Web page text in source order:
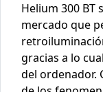
Helium 300 BT
mercado que
gracias a lo
del ordenador.